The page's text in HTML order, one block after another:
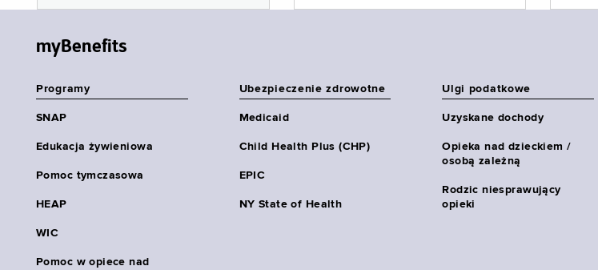
myBenefits
Programy
SNAP
Edukacja żywieniowa
Pomoc tymczasowa
HEAP
WIC
Pomoc w opiece nad
Ubezpieczenie zdrowotne
Medicaid
Child Health Plus (CHP)
EPIC
NY State of Health
Ulgi podatkowe
Uzyskane dochody
Opieka nad dzieckiem /
osobą zależną
Rodzic niesprawujący
opieki